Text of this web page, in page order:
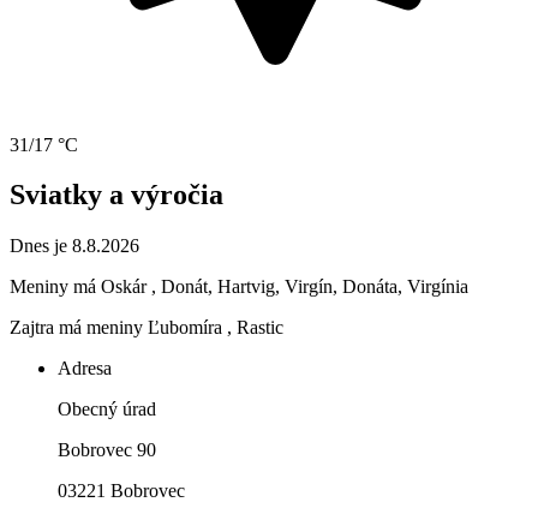
31/17 °C
Sviatky a výročia
Dnes je 8.8.2026
Meniny má Oskár , Donát, Hartvig, Virgín, Donáta, Virgínia
Zajtra má meniny Ľubomíra , Rastic
Adresa
Obecný úrad
Bobrovec 90
03221 Bobrovec